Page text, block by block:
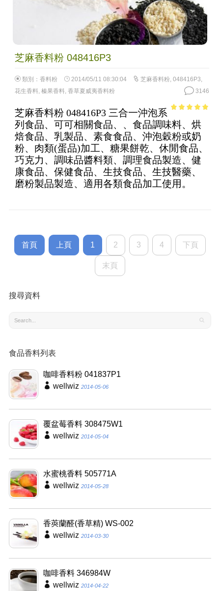
芝麻香料粉 048416P3
類別： 香料粉 2014/05/11 08:30:04 芝麻香料粉, 048416P3,
花生香料, 榛果香料, 香草夏威夷香料粉 3146
5
芝麻香料粉 048416P3 三合一沖泡系
列食品、可可相關食品、、食品調味料、烘
焙食品、乳製品、素食食品、沖泡穀粉或奶
粉、肉類(蛋品)加工、糖果餅乾、休閒食品、
巧克力、調味品醬料類、調理食品製造、健
康食品、保健食品、生技食品、生技醫藥、
磨粉製品製造、適用各類食品加工使用。
首頁 上頁 1 2 3 4 下頁
末頁
搜尋資料
食品香料列表
咖啡香料粉 041837P1
wellwiz 2014-05-06
覆盆莓香料 308475W1
wellwiz 2014-05-04
水蜜桃香料 505771A
wellwiz 2014-05-28
香莢蘭醛(香草精) WS-002
wellwiz 2014-03-30
咖啡香料 346984W
wellwiz 2014-04-22